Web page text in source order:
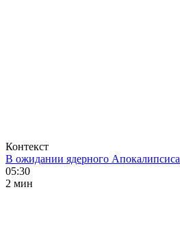
Контекст
В ожидании ядерного Апокалипсиса
05:30
2 мин